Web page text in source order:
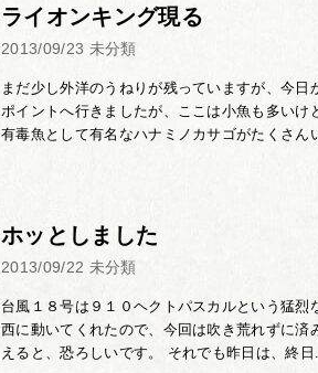
ライオンキング現る
2013/09/23 未分類
まだ少し外洋のうねりが残っていますが、今
ポイントへ行きましたが、ここは小魚も多い
有毒魚として有名なハナミノカサゴがたくさん
ホッとしました
2013/09/22 未分類
台風１８号は９１０ヘクトパスカルという猛
西に動いてくれたので、今回は吹き荒れずに
えると、恐ろしいです。 それでも昨日は、終日